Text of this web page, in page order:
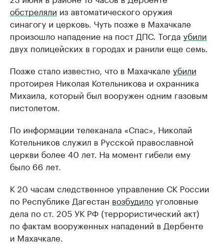
обстреляли из автоматического оружия
синагогу и церковь. Чуть позже в Махачкале
произошло нападение на пост ДПС. Тогда убили
двух полицейских в городах и ранили еще семь.
Позже стало известно, что в Махачкале убили
протоирея Николая Котельникова и охранника
Михаила, который был вооружен одним газовым
пистолетом.
По информации телеканала «Спас», Николай
Котельников служил в Русской православной
церкви более 40 лет. На момент гибели ему
было 66 лет.
К 20 часам следственное управление СК России
по Республике Дагестан возбудилоуголовные
дела по ст. 205 УК РФ (террористический акт)
по фактам вооруженных нападений в Дербенте
и Махачкале.